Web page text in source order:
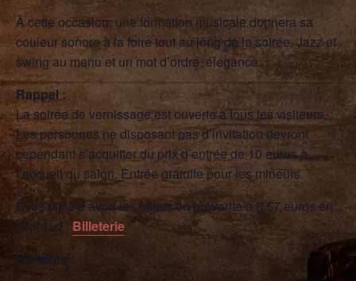
À cette occasion, une formation musicale donnera sa
couleur sonore à la foire tout au long de la soirée. Jazz et
swing au menu et un mot d’ordre, élégance.
Rappel :
La soirée de vernissage est ouverte à tous les visiteurs.
Les personnes ne disposant pas d’invitation devront
cependant s’acquitter du prix d’entrée de 10 euros à
l’accueil du salon. Entrée gratuite pour les mineurs.
Possibilité d’avoir les billets en prévente à 8,57 euros en
allant ici : Billeterie
Horaires :